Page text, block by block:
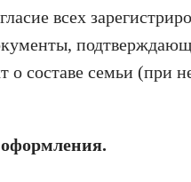
всех
о составе семьи (при